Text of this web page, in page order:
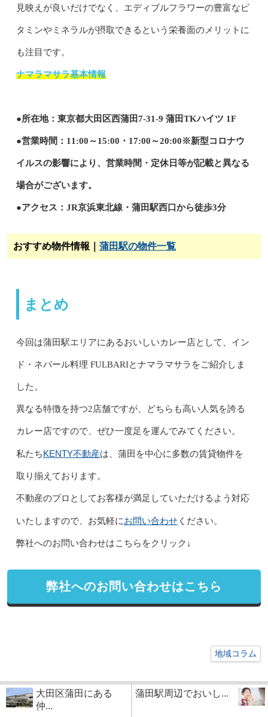
見映えが良いだけでなく、エディブルフラワーの豊富なビ
タミンやミネラルが摂取できるという栄養面のメリットに
も注目です。
ナマラマサラ基本情報
●所在地：東京都大田区西蒲田7-31-9 蒲田TKハイツ 1F
●営業時間：11:00～15:00・17:00～20:00※新型コロナウ
イルスの影響により、営業時間・定休日等が記載と異なる
場合がございます。
●アクセス：JR京浜東北線・蒲田駅西口から徒歩3分
おすすめ物件情報｜ 蒲田駅の物件一覧
まとめ
今回は蒲田駅エリアにあるおいしいカレー店として、イン
ド・ネパール料理 FULBARIとナマラマサラをご紹介しま
した。
異なる特徴を持つ2店舗ですが、どちらも高い人気を誇る
カレー店ですので、ぜひ一度足を運んでみてください。
私たちKENTY不動産は、蒲田を中心に多数の賃貸物件を
取り揃えております。
不動産のプロとしてお客様が満足していただけるよう対応
いたしますので、お気軽にお問い合わせください。
弊社へのお問い合わせはこちらをクリック↓
弊社へのお問い合わせはこちら
地域コラム
大田区蒲田にある
仲...
蒲田駅周辺でおいし...